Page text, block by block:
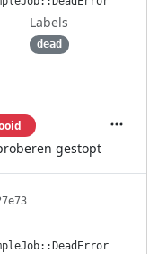
Labels
dead
gestopt